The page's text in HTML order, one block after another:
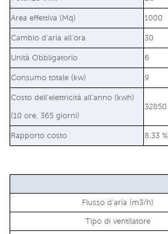
Area effettiva (Mq) 1000
Cambio d'aria all'ora 30
Unità Obbligatorio 6
Consumo totale (kw) 9
Costo dell'elettricità all'anno (kwh)
(10 ore, 365 giorni)
32850
Rapporto costo 8,33 %
Flusso d'aria (m3/h)
Tipo di ventilatore